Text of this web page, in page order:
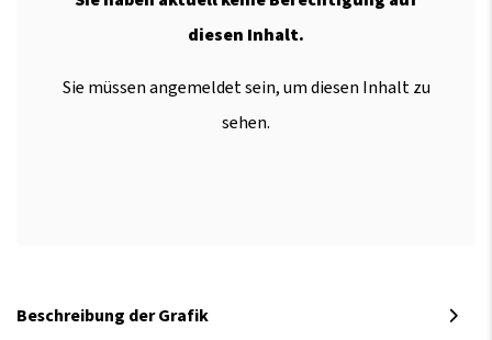
diesen Inhalt.
Sie müssen angemeldet sein, um diesen Inhalt zu
sehen.
Beschreibung der Grafik